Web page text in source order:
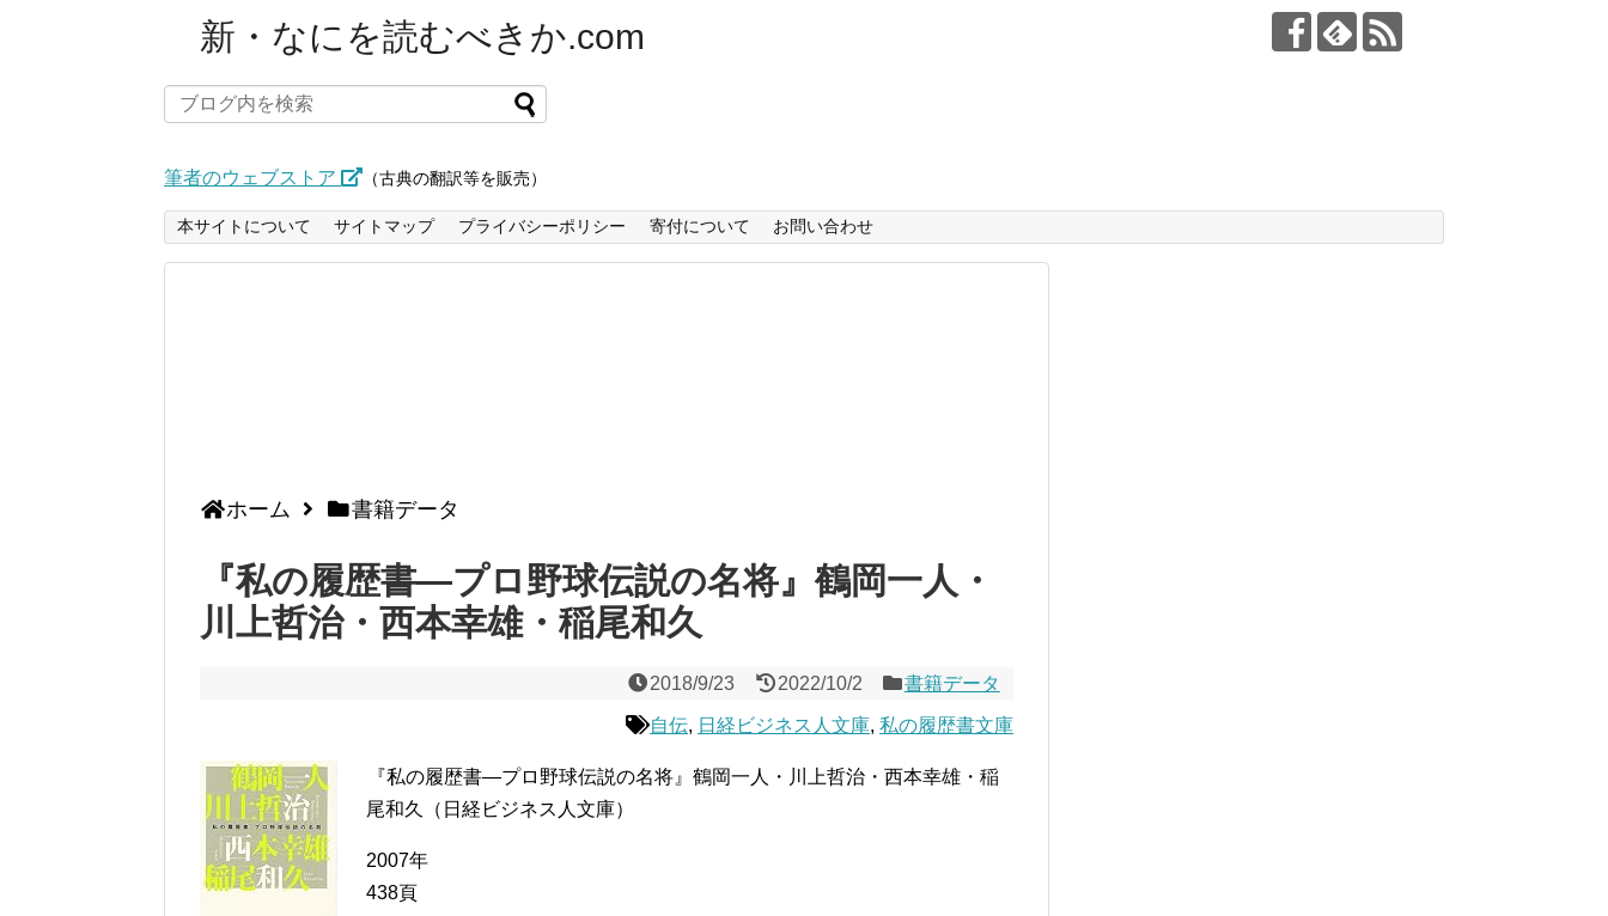
新・なにを読むべきか.com
筆者のウェブストア （古典の翻訳等を販売）
本サイトについて サイトマップ プライバシーポリシー 寄付について お問い合わせ
ホーム 書籍データ
『私の履歴書―プロ野球伝説の名将』鶴岡一人・
川上哲治・西本幸雄・稲尾和久
2018/9/23 2022/10/2 書籍データ
自伝, 日経ビジネス人文庫, 私の履歴書文庫
『私の履歴書―プロ野球伝説の名将』鶴岡一人・川上哲治・西本幸雄・稲
尾和久（日経ビジネス人文庫）
2007年
438頁